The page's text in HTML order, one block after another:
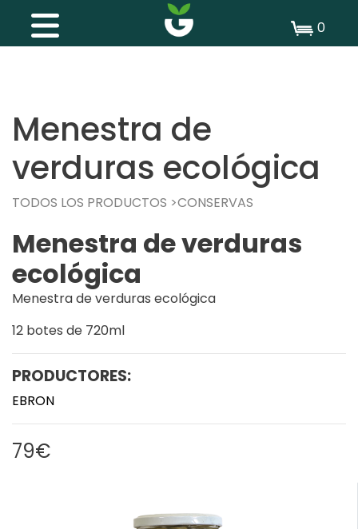
0
Menestra de
verduras ecológica
TODOS LOS PRODUCTOS CONSERVAS
Menestra de verduras
ecológica
Menestra de verduras ecológica
12 botes de 720ml
PRODUCTORES:
EBRON
79€